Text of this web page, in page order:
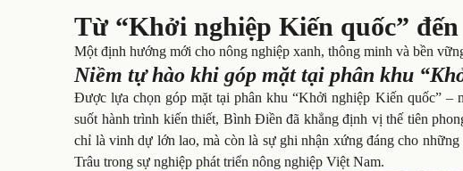
Từ “Khởi nghiệp Kiến quốc”
Một định hướng mới cho nông nghiệp xanh, thông minh và bền
Niềm tự hào khi góp mặt tại phân khu
Được lựa chọn góp mặt tại phân khu “Khởi nghiệp Kiến quốc” –
suốt hành trình kiến thiết, Bình Điền đã khẳng định vị thế tiên
chỉ là vinh dự lớn lao, mà còn là sự ghi nhận xứng đáng cho
Trâu trong sự nghiệp phát triển nông nghiệp Việt Nam.